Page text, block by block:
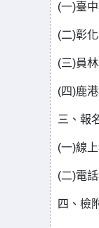
(一)臺
(二)彰
(三)員
(四)鹿
三、報
(一)線
(二)電
四、檢